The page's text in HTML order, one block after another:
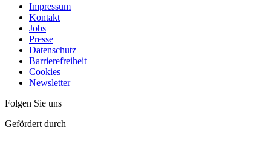
Impressum
Kontakt
Jobs
Presse
Datenschutz
Barrierefreiheit
Cookies
Newsletter
Folgen Sie uns
Gefördert durch